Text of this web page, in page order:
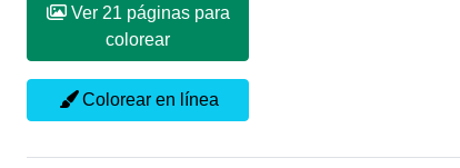
Ver 21 páginas para
colorear
Colorear en línea